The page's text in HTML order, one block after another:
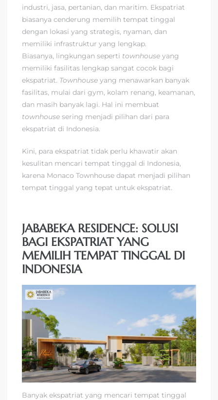
industri, jasa, pertanian, dan maritim. Ekspatriat
biasanya cenderung memilih tempat tinggal
dengan lokasi yang strategis, nyaman, dan
memiliki infrastruktur yang lengkap.
Biasanya, lingkungan seperti townhouse yang
memiliki fasilitas lengkap sangat cocok bagi
ekspatriat. Townhouse yang menawarkan banyak
fasilitas, mulai dari gym, kolam renang, keamanan,
dan masih banyak lagi. Hal ini membuat
townhouse sering menjadi pilihan dari para
ekspatriat di Indonesia.
Kini, para ekspatriat tidak perlu khawatir akan
kesulitan mencari tempat tinggal di Indonesia,
karena Monaco Townhouse dapat menjadi pilihan
tempat tinggal yang tepat untuk ekspatriat.
JABABEKA RESIDENCE: SOLUSI
BAGI EKSPATRIAT YANG
MEMILIH TEMPAT TINGGAL DI
INDONESIA
Banyak ekspatriat yang mencari tempat tinggal